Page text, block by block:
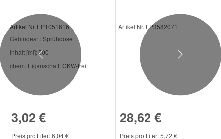
Artikel Nr. EP1051616
Gebindeart: Sprühdose
Inhalt [ml]: 500
chem. Eigenschaft: CKW-frei
3,02 €
Preis pro Liter: 6,04 €
Artikel Nr. EP3582071
28,62 €
Preis pro Liter: 5,72 €
Previous Next